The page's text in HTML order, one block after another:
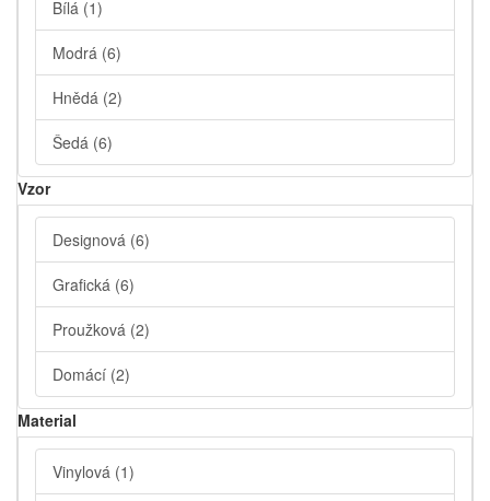
Bílá (1)
Modrá (6)
Hnědá (2)
Šedá (6)
Vzor
Designová (6)
Grafická (6)
Proužková (2)
Domácí (2)
Material
Vinylová (1)